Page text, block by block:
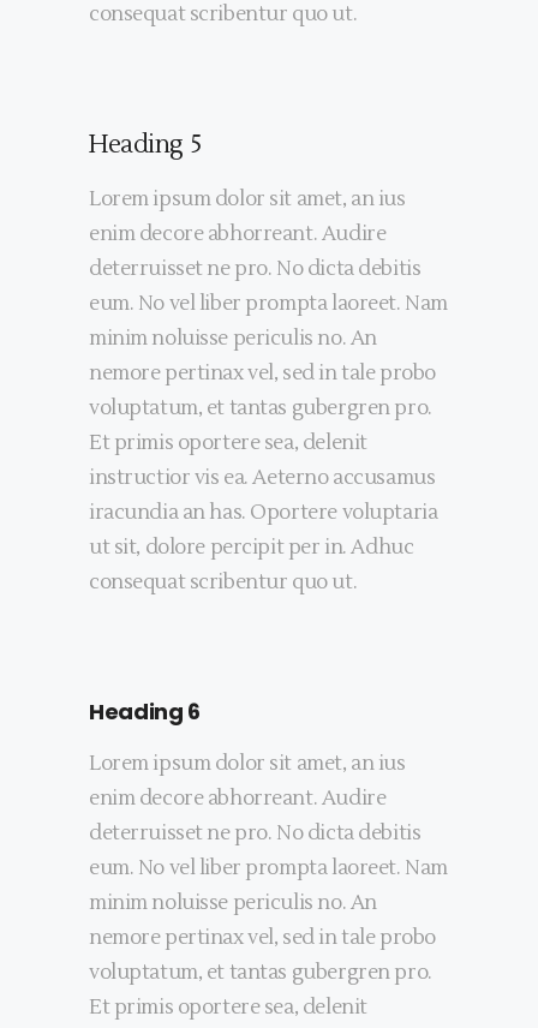
consequat scribentur quo ut.
Heading 5
Lorem ipsum dolor sit amet, an ius
enim decore abhorreant. Audire
deterruisset ne pro. No dicta debitis
eum. No vel liber prompta laoreet. Nam
minim noluisse periculis no. An
nemore pertinax vel, sed in tale probo
voluptatum, et tantas gubergren pro.
Et primis oportere sea, delenit
instructior vis ea. Aeterno accusamus
iracundia an has. Oportere voluptaria
ut sit, dolore percipit per in. Adhuc
consequat scribentur quo ut.
Heading 6
Lorem ipsum dolor sit amet, an ius
enim decore abhorreant. Audire
deterruisset ne pro. No dicta debitis
eum. No vel liber prompta laoreet. Nam
minim noluisse periculis no. An
nemore pertinax vel, sed in tale probo
voluptatum, et tantas gubergren pro.
Et primis oportere sea, delenit